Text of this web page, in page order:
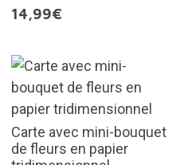
14,99€
Carte avec mini-bouquet
de fleurs en papier